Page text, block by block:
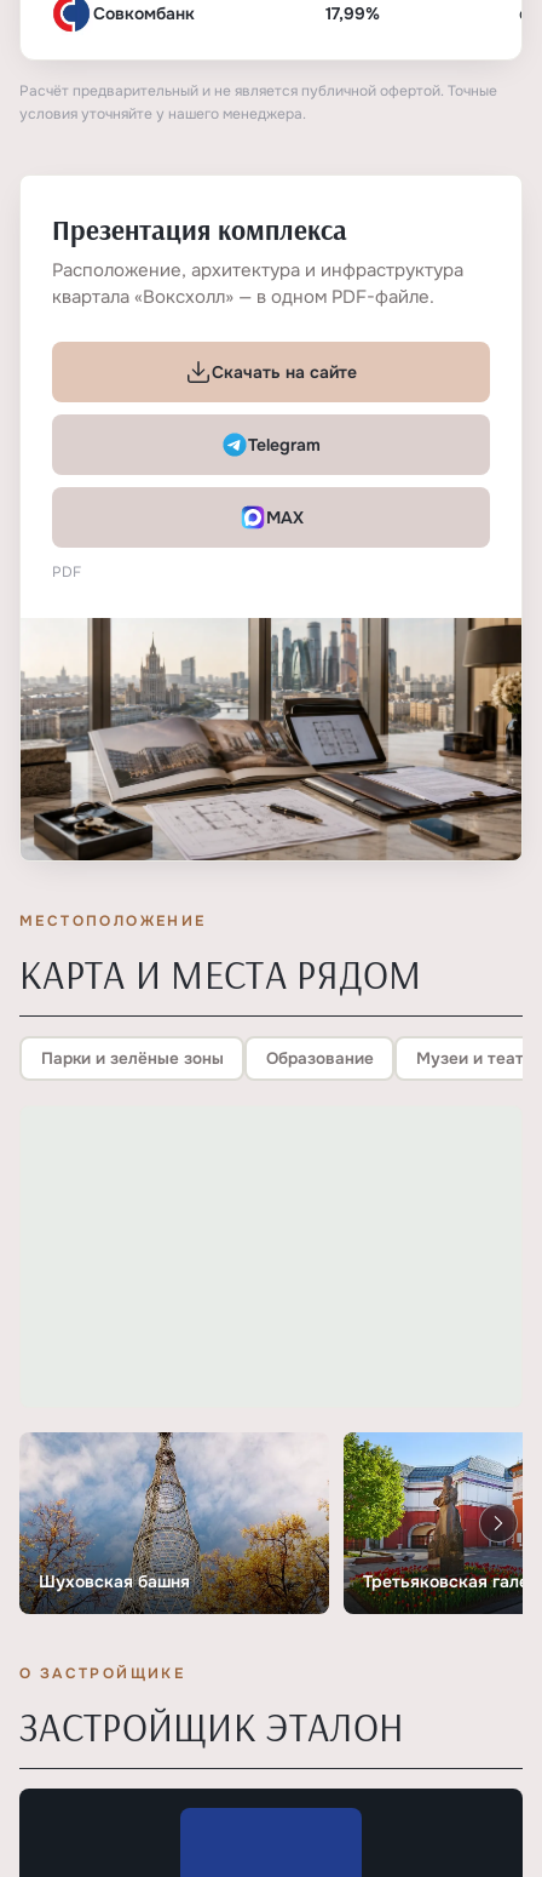
Совкомбанк 17,99%
Расчёт предварительный и не является публичной офертой. Точные
условия уточняйте у нашего менеджера.
Презентация комплекса
Расположение, архитектура и инфраструктура
квартала «Воксхолл» — в одном PDF-файле.
Скачать на сайте
Telegram
MAX
PDF
МЕСТОПОЛОЖЕНИЕ
КАРТА И МЕСТА РЯДОМ
Парки и зелёные зоны Образование Музеи и
Шуховская башня Третьяковская
О ЗАСТРОЙЩИКЕ
ЗАСТРОЙЩИК ЭТАЛОН